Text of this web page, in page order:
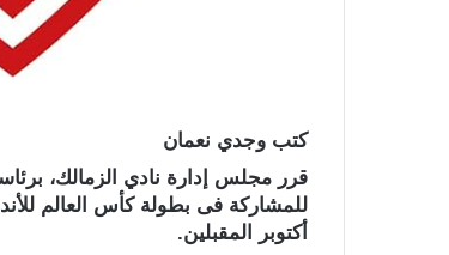
كتب وجدي نعمان
قرر مجلس إدارة نادي الزمالك،
أكتوبر المقبلين.